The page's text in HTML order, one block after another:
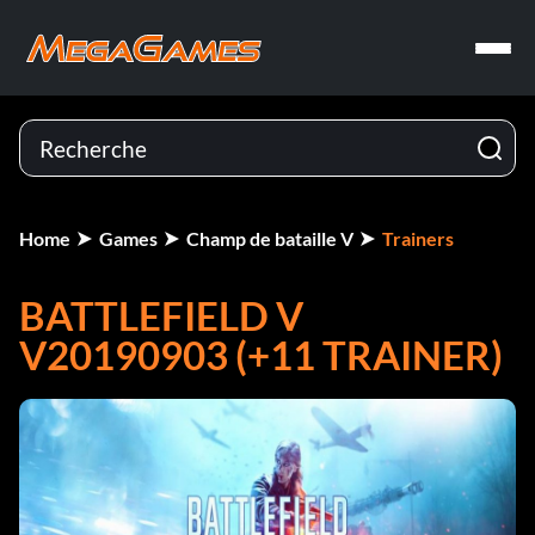
Home Games Champ de bataille V Trainers
BATTLEFIELD V
V20190903 (+11 TRAINER)